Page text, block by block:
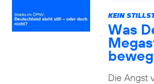
KEIN
Was
Die Angst